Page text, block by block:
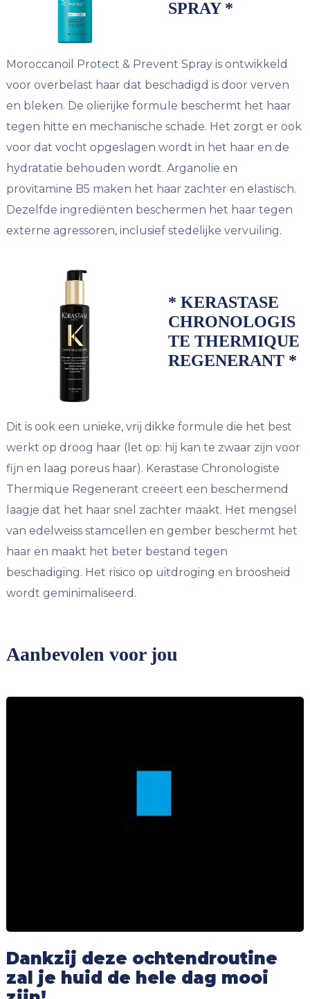
SPRAY *
Moroccanoil Protect & Prevent Spray is ontwikkeld
voor overbelast haar dat beschadigd is door verven
en bleken. De olierijke formule beschermt het haar
tegen hitte en mechanische schade. Het zorgt er ook
voor dat vocht opgeslagen wordt in het haar en de
hydratatie behouden wordt. Arganolie en
provitamine B5 maken het haar zachter en elastisch.
Dezelfde ingrediënten beschermen het haar tegen
externe agressoren, inclusief stedelijke vervuiling.
* KERASTASE
CHRONOLOGIS
TE THERMIQUE
REGENERANT *
Dit is ook een unieke, vrij dikke formule die het best
werkt op droog haar (let op: hij kan te zwaar zijn voor
fijn en laag poreus haar). Kerastase Chronologiste
Thermique Regenerant creëert een beschermend
laagje dat het haar snel zachter maakt. Het mengsel
van edelweiss stamcellen en gember beschermt het
haar en maakt het beter bestand tegen
beschadiging. Het risico op uitdroging en broosheid
wordt geminimaliseerd.
Aanbevolen voor jou
Dankzij deze ochtendroutine
zal je huid de hele dag mooi